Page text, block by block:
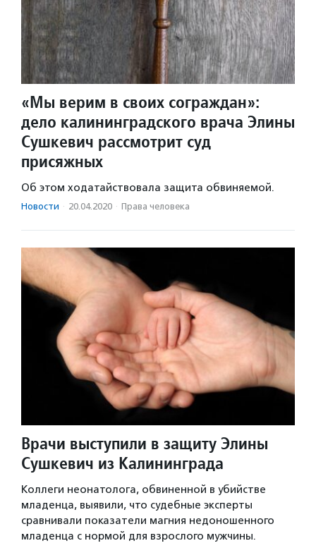
«Мы верим в своих сограждан»:
дело калининградского врача Элины
Сушкевич рассмотрит суд
присяжных
Об этом ходатайствовала защита обвиняемой.
Новости · 20.04.2020 · Права человека
Врачи выступили в защиту Элины
Сушкевич из Калининграда
Коллеги неонатолога, обвиненной в убийстве
младенца, выявили, что судебные эксперты
сравнивали показатели магния недоношенного
младенца с нормой для взрослого мужчины.